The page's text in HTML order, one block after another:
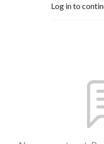
Log in to